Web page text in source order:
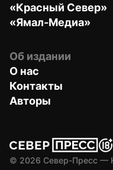
«Красный Север»
«Ямал-Медиа»
Об издании
О нас
Контакты
Авторы
© 2026 Север-Пресс —